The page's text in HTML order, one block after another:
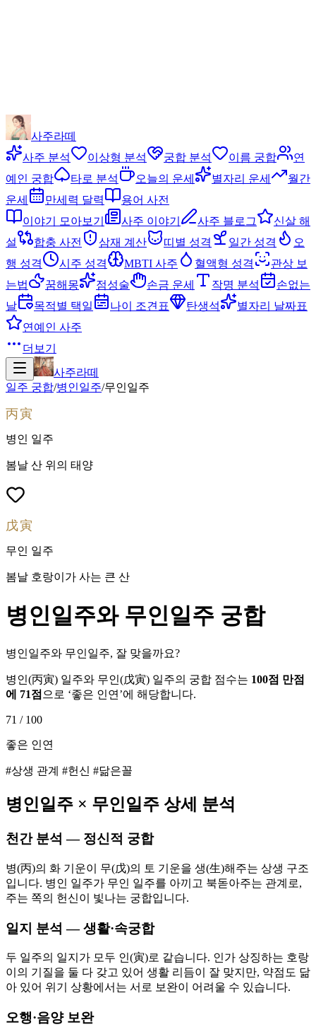
사주라떼
사주 분석
이상형 분석 궁합 분석 이름 궁합
연
예인 궁합
타로 분석 오늘의 운세 별자리 운세
월간
운세
만세력 달력
용어 사전
이야기 모아보기
사주 이야기 사주 블로그
신살 해
설
합충 사전 삼재 계산 띠별 성격 일간 성격
오
행 성격
시주 성격 MBTI 사주 혈액형 성격
관상 보
는법
꿈해몽 점성술 손금 운세 작명 분석
손없는
날
목적별 택일 나이 조견표 탄생석
별자리 날짜표
연예인 사주
더보기
사주라떼
일주 궁합/병인일주/무인일주
丙寅
병인 일주
봄날 산 위의 태양
戊寅
무인 일주
봄날 호랑이가 사는 큰 산
병인일주와 무인일주 궁합
병인일주와 무인일주, 잘 맞을까요?
병인(丙寅) 일주와 무인(戊寅) 일주의 궁합 점수는 100점 만점
에 71점 으로 ‘좋은 인연 ’에 해당합니다.
71 / 100
좋은 인연
#상생 관계 #헌신 #닮은꼴
병인일주 × 무인일주 상세 분석
천간 분석 — 정신적 궁합
병(丙)의 화 기운이 무(戊)의 토 기운을 생(生)해주는 상생 구조
입니다. 병인 일주가 무인 일주를 아끼고 북돋아주는 관계로,
주는 쪽의 헌신이 빛나는 궁합입니다.
일지 분석 — 생활·속궁합
두 일주의 일지가 모두 인(寅)로 같습니다. 인가 상징하는 호랑
이의 기질을 둘 다 갖고 있어 생활 리듬이 잘 맞지만, 약점도 닮
아 있어 위기 상황에서는 서로 보완이 어려울 수 있습니다.
오행·음양 보완